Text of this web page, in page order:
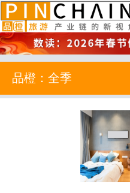
品橙旅游
品橙：全季